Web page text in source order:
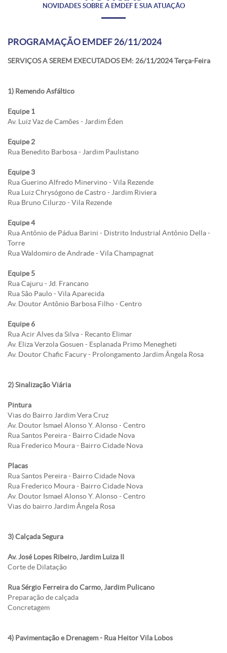
NOVIDADES SOBRE A EMDEF E SUA ATUAÇÃO
PROGRAMAÇÃO EMDEF 26/11/2024
SERVIÇOS A SEREM EXECUTADOS EM: 26/11/2024 Terça-Feira
1) Remendo Asfáltico
Equipe 1
Av. Luiz Vaz de Camões - Jardim Éden
Equipe 2
Rua Benedito Barbosa - Jardim Paulistano
Equipe 3
Rua Guerino Alfredo Minervino - Vila Rezende
Rua Luiz Chrysógono de Castro - Jardim Riviera
Rua Bruno Cilurzo - Vila Rezende
Equipe 4
Rua Antônio de Pádua Barini - Distrito Industrial Antônio Della -
Torre
Rua Waldomiro de Andrade - Vila Champagnat
Equipe 5
Rua Cajuru - Jd. Francano
Rua São Paulo - Vila Aparecida
Av. Doutor Antônio Barbosa Filho - Centro
Equipe 6
Rua Acir Alves da Silva - Recanto Elimar
Av. Eliza Verzola Gosuen - Esplanada Primo Menegheti
Av. Doutor Chafic Facury - Prolongamento Jardim Ângela Rosa
2) Sinalização Viária
Pintura
Vias do Bairro Jardim Vera Cruz
Av. Doutor Ismael Alonso Y. Alonso - Centro
Rua Santos Pereira - Bairro Cidade Nova
Rua Frederico Moura - Bairro Cidade Nova
Placas
Rua Santos Pereira - Bairro Cidade Nova
Rua Frederico Moura - Bairro Cidade Nova
Av. Doutor Ismael Alonso Y. Alonso - Centro
Vias do bairro Jardim Ângela Rosa
3) Calçada Segura
Av. José Lopes Ribeiro, Jardim Luiza II
Corte de Dilatação
Rua Sérgio Ferreira do Carmo, Jardim Pulicano
Preparação de calçada
Concretagem
4) Pavimentação e Drenagem - Rua Heitor Vila Lobos